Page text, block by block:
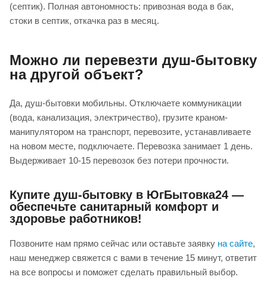
(септик). Полная автономность: привозная вода в бак,
стоки в септик, откачка раз в месяц.
Можно ли перевезти душ-бытовку
на другой объект?
Да, душ-бытовки мобильны. Отключаете коммуникации
(вода, канализация, электричество), грузите краном-
манипулятором на транспорт, перевозите, устанавливаете
на новом месте, подключаете. Перевозка занимает 1 день.
Выдерживает 10-15 перевозок без потери прочности.
Купите душ-бытовку в ЮгБытовка24 —
обеспечьте санитарный комфорт и
здоровье работников!
Позвоните нам прямо сейчас или оставьте заявку на сайте,
наш менеджер свяжется с вами в течение 15 минут, ответит
на все вопросы и поможет сделать правильный выбор.